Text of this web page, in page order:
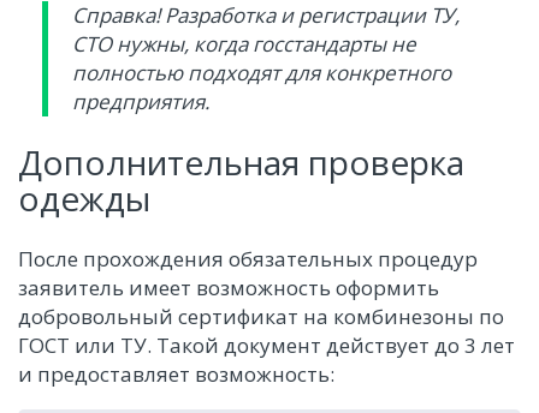
Справка! Разработка и регистрации ТУ,
СТО нужны, когда госстандарты не
полностью подходят для конкретного
предприятия.
Дополнительная проверка
одежды
После прохождения обязательных процедур
заявитель имеет возможность оформить
добровольный сертификат на комбинезоны по
ГОСТ или ТУ. Такой документ действует до 3 лет
и предоставляет возможность: